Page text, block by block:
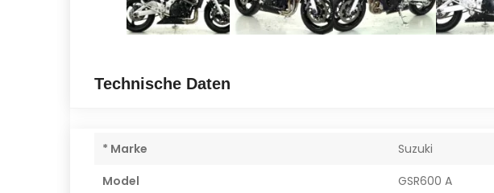
Technische Daten
* Marke
Suzuki
Model
GSR600 A